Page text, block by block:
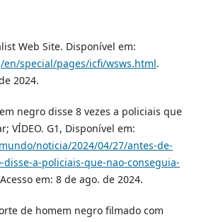
Web Site. Disponível em:
special/pages/icfi/wsws.html.
2024.
negro disse 8 vezes a policiais que
VÍDEO. G1, Disponível em:
noticia/2024/04/27/antes-de-
a-policiais-que-nao-conseguia-
em: 8 de ago. de 2024.
de homem negro filmado com